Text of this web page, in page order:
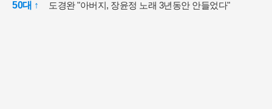
50대 ↑ 도경완 "아버지, 장윤정 노래 3년동안 안들었다"